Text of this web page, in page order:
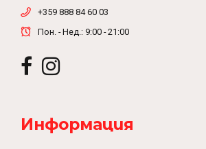
+359 888 84 60 03
Пон. - Нед.: 9:00 - 21:00
Информация